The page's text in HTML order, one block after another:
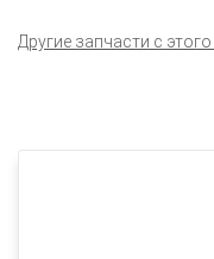
Другие запчасти с